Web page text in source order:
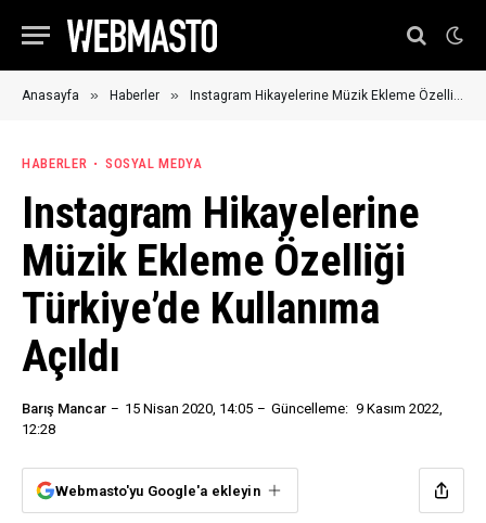
Anasayfa » Haberler » Instagram Hikayelerine Müzik Ekleme Özelliği Türkiye’de Kullanıma Açıldı
HABERLER SOSYAL MEDYA
Instagram Hikayelerine
Müzik Ekleme Özelliği
Türkiye’de Kullanıma
Açıldı
Barış Mancar 15 Nisan 2020, 14:05 Güncelleme: 9 Kasım 2022,
12:28
Webmasto'yu Google'a ekleyin